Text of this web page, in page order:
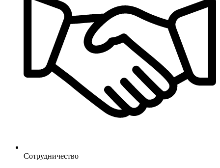
Сотрудничество